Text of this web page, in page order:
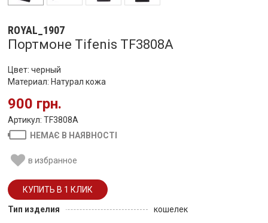
ROYAL_1907
Портмоне Tifenis TF3808A
Цвет: черный
Материал: Натурал кожа
900 грн.
Артикул: TF3808A
НЕМАЄ В НАЯВНОСТІ
в избранное
Тип изделия
кошелек